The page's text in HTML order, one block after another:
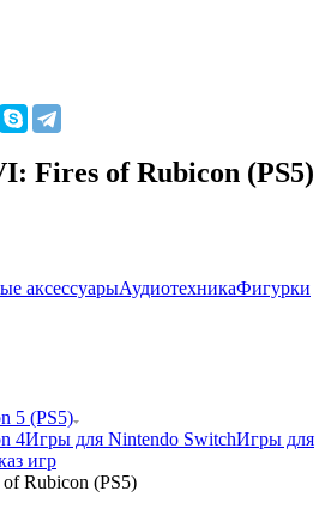
Fires of Rubicon (PS5)
аксессуарыАудиотехникаФигурки
5 (PS5)
4Игры для Nintendo SwitchИгры для
игр
Rubicon (PS5)